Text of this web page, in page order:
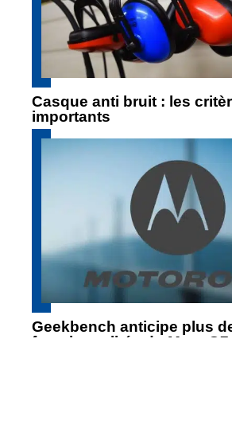
Casque anti bruit : les
importants
Geekbench anticipe plus
fonctionnalités du Moto G7